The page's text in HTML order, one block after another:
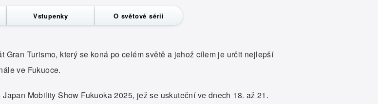
Vstupenky O světové sérii
Gran Turismo, který se koná po celém světě a jehož cílem je určit nejlepší
ve Fukuoce.
Mobility Show Fukuoka 2025, jež se uskuteční ve dnech 18. až 21.